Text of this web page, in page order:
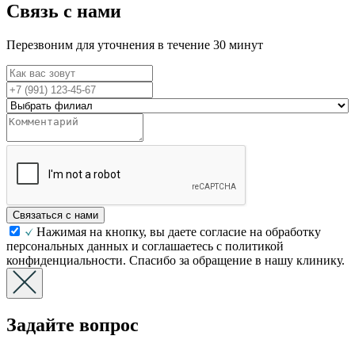
Связь с нами
Перезвоним для уточнения в течение 30 минут
Связаться с нами
Нажимая на кнопку, вы даете согласие на обработку
персональных данных и соглашаетесь с политикой
конфиденциальности. Спасибо за обращение в нашу клинику.
Задайте вопрос